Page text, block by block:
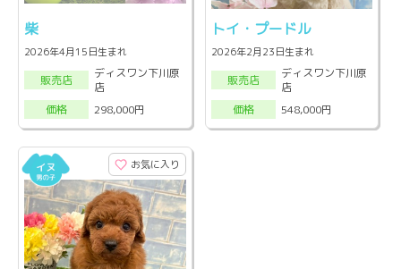
柴
2026年4月15日生まれ
販売店
ディスワン下川原
店
価格
298,000円
トイ・プードル
2026年2月23日生まれ
販売店
ディスワン下川原
店
価格
548,000円
お気に入り